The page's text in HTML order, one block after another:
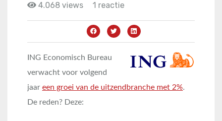
4.068 views
1 reactie
ING Economisch Bureau
verwacht voor volgend
jaar een groei van de uitzendbranche met 2%.
De reden? Deze: